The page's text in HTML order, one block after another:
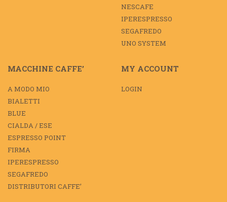
NESCAFE
IPERESPRESSO
SEGAFREDO
UNO SYSTEM
MACCHINE CAFFE’
A MODO MIO
BIALETTI
BLUE
CIALDA / ESE
ESPRESSO POINT
FIRMA
IPERESPRESSO
SEGAFREDO
DISTRIBUTORI CAFFE’
MY ACCOUNT
LOGIN